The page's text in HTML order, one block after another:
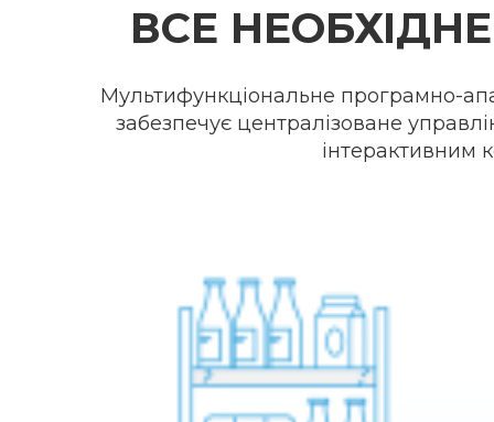
ВСЕ
Мультифункціональне програмно-
забезпечує централізоване
інтерактивним